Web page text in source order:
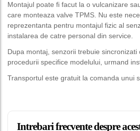
Montajul poate fi facut la o vulcanizare
care monteaza valve TPMS. Nu este
reprezentanta pentru montajul fizic al
instalarea de catre personal din service.
Dupa montaj, senzorii trebuie sincronizati
procedurii specifice modelului, urmand
Transportul este gratuit la comanda unui
Intrebari frecvente despre